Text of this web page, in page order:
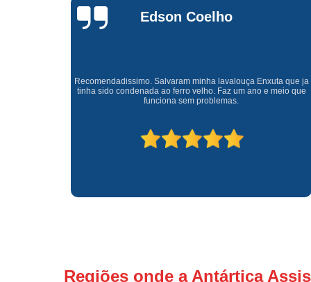
Waldirene
Monteiro
Uma empresa á 41 anos no mercado que sempre valoriza o
cliente ótimo atendimento com garantia de todos o serviços.
Regiões onde a Antártica